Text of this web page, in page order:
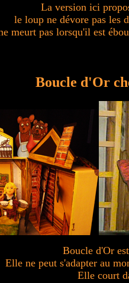
La version ici
le loup ne dévore pas les
meurt pas lorsqu'il est
Boucle d'Or
Boucle d'Or
Elle ne peut s'adapter au
Elle court